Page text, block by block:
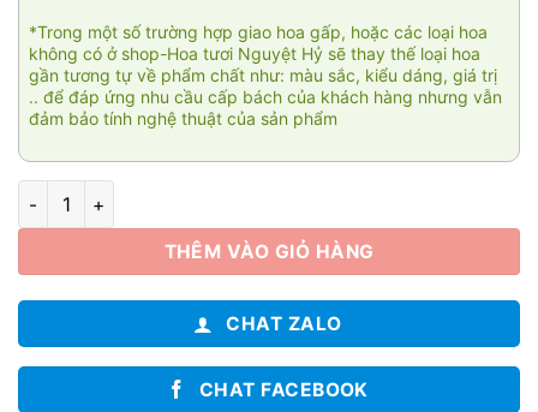
*Trong một số trường hợp giao hoa gấp, hoặc các loại hoa
không có ở shop-Hoa tươi Nguyệt Hỷ sẽ thay thế loại hoa
gần tương tự về phẩm chất như: màu sắc, kiểu dáng, giá trị
.. để đáp ứng nhu cầu cấp bách của khách hàng nhưng vẫn
đảm bảo tính nghệ thuật của sản phẩm
Chấp cánh yêu thương số lượng
THÊM VÀO GIỎ HÀNG
CHAT ZALO
CHAT FACEBOOK